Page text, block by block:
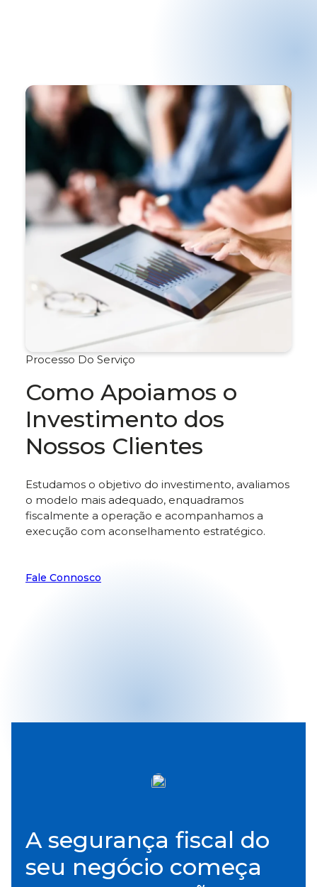
Processo Do Serviço
Como Apoiamos o
Investimento dos
Nossos Clientes
Estudamos o objetivo do investimento, avaliamos
o modelo mais adequado, enquadramos
fiscalmente a operação e acompanhamos a
execução com aconselhamento estratégico.
Fale Connosco
A segurança fiscal do
seu negócio começa